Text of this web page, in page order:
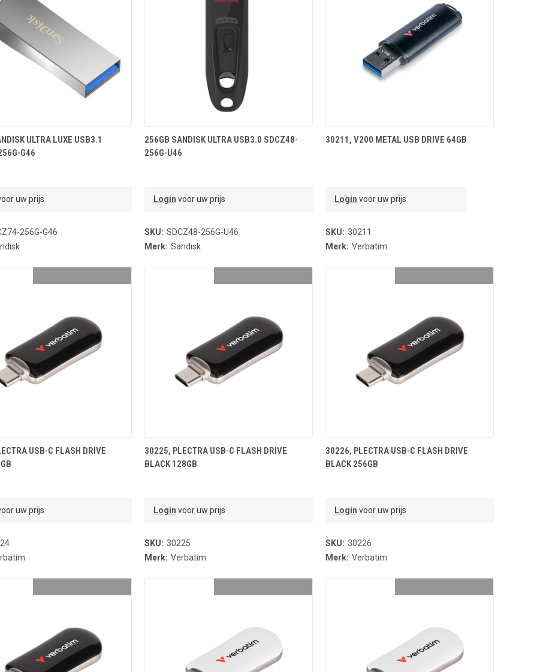
AAN WINKELMANDJE
ULTRA LUXE USB3.1
G46
uw prijs
256G-G46
TOEVOEGEN AAN WINKELMANDJE
256GB SANDISK ULTRA USB3.0 SDCZ48-
256G-U46
Login voor uw prijs
SKU: SDCZ48-256G-U46
Merk: Sandisk
TOEVOEGEN AAN WINKELMANDJE
30211, V200 METAL USB DRIVE 64GB
Login voor uw prijs
SKU: 30211
Merk: Verbatim
AAN WINKELMANDJE
USB-C FLASH DRIVE
uw prijs
TOEVOEGEN AAN WINKELMANDJE
30225, PLECTRA USB-C FLASH DRIVE
BLACK 128GB
Login voor uw prijs
SKU: 30225
Merk: Verbatim
TOEVOEGEN AAN WINKELMANDJE
30226, PLECTRA USB-C FLASH DRIVE
BLACK 256GB
Login voor uw prijs
SKU: 30226
Merk: Verbatim